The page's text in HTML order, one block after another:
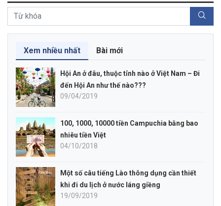
Xem nhiều nhất Bài mới
Hội An ở đâu, thuộc tỉnh nào ở Việt Nam – Đi
đến Hội An như thế nào???
09/04/2019
100, 1000, 10000 tiền Campuchia bằng bao
nhiêu tiền Việt
04/10/2018
Một số câu tiếng Lào thông dụng cần thiết
khi đi du lịch ở nước láng giềng
19/09/2019